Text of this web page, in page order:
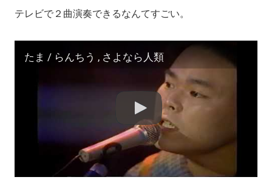
テレビで２曲演奏できるなんてすごい。
たま / らんちう , さよなら人類